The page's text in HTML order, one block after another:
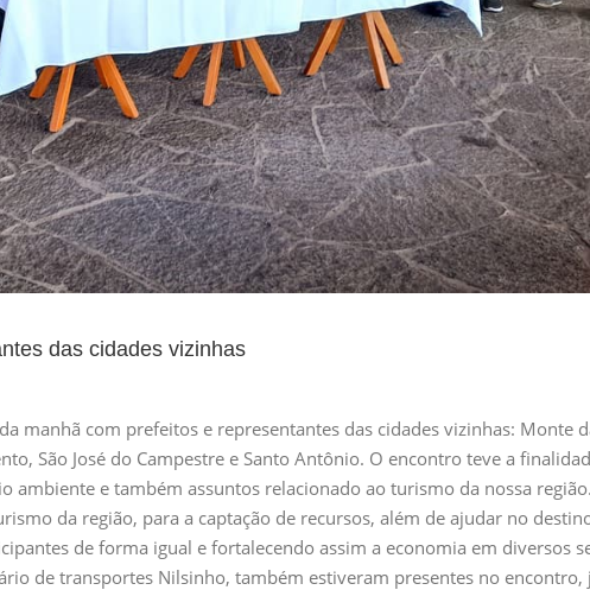
das cidades vizinhas
manhã com prefeitos e representantes das cidades vizinhas: Monte
São José do Campestre e Santo Antônio. O encontro teve a
e também assuntos relacionado ao turismo da nossa
da região, para a captação de recursos, além de ajudar no
de forma igual e fortalecendo assim a economia em diversos
de transportes Nilsinho, também estiveram presentes no